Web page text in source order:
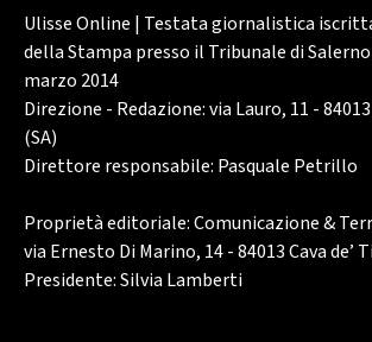
Ulisse Online | Testata giornalistica
della Stampa presso il Tribunale di Salerno
marzo 2014
Direzione - Redazione: via Lauro, 11 -
(SA)
Direttore responsabile: Pasquale Petrillo
Proprietà editoriale: Comunicazione &
via Ernesto Di Marino, 14 - 84013 Cava de’
Presidente: Silvia Lamberti